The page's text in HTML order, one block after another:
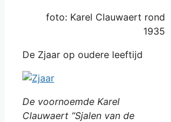
foto: Karel Clauwaert rond
1935
De Zjaar op oudere leeftijd
De voornoemde Karel
Clauwaert “Sjalen van de